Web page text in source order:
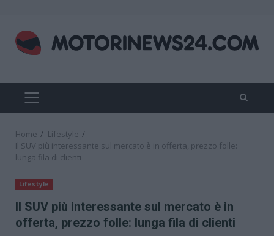
content
PRIMARY
MENU
Home
Lifestyle
Il SUV più interessante sul mercato è in offerta, prezzo folle:
lunga fila di clienti
Lifestyle
Il SUV più interessante sul mercato è in
offerta, prezzo folle: lunga fila di clienti